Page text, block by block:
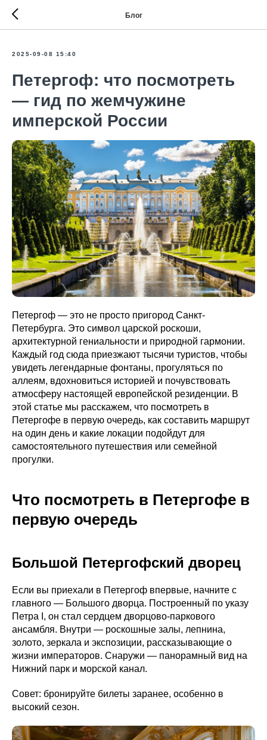
Блог
2025-09-08 15:40
Петергоф: что посмотреть
— гид по жемчужине
имперской России
Петергоф — это не просто пригород Санкт-
Петербурга. Это символ царской роскоши,
архитектурной гениальности и природной гармонии.
Каждый год сюда приезжают тысячи туристов, чтобы
увидеть легендарные фонтаны, прогуляться по
аллеям, вдохновиться историей и почувствовать
атмосферу настоящей европейской резиденции. В
этой статье мы расскажем, что посмотреть в
Петергофе в первую очередь, как составить маршрут
на один день и какие локации подойдут для
самостоятельного путешествия или семейной
прогулки.
Что посмотреть в Петергофе в
первую очередь
Большой Петергофский дворец
Если вы приехали в Петергоф впервые, начните с
главного — Большого дворца. Построенный по указу
Петра I, он стал сердцем дворцово-паркового
ансамбля. Внутри — роскошные залы, лепнина,
золото, зеркала и экспозиции, рассказывающие о
жизни императоров. Снаружи — панорамный вид на
Нижний парк и морской канал.
Совет: бронируйте билеты заранее, особенно в
высокий сезон.